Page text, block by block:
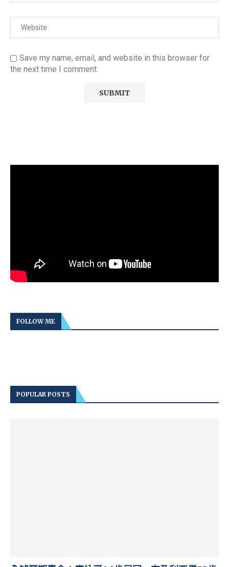
Save my name, email, and website in this browser for
the next time I comment.
FOLLOW ME
POPULAR POSTS